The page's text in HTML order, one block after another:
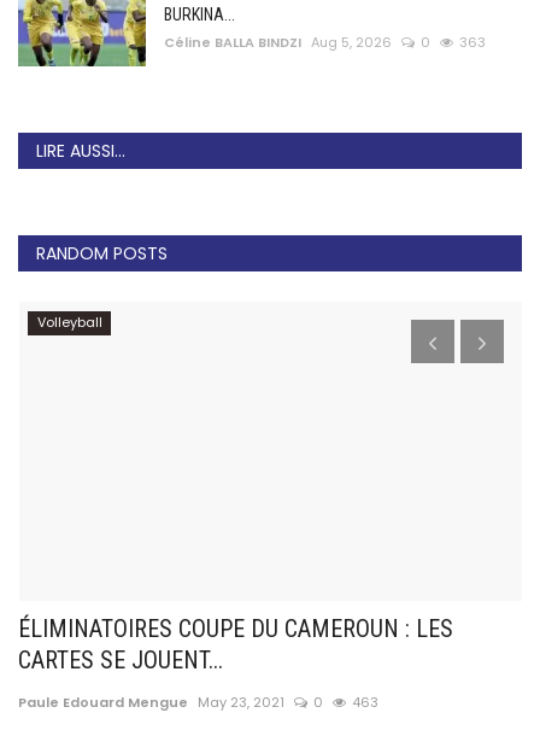
BURKINA...
Céline BALLA BINDZI Aug 5, 2026 0 363
LIRE AUSSI...
RANDOM POSTS
Volleyball
ÉLIMINATOIRES COUPE DU CAMEROUN : LES
CARTES SE JOUENT...
Paule Edouard Mengue May 23, 2021 0 463